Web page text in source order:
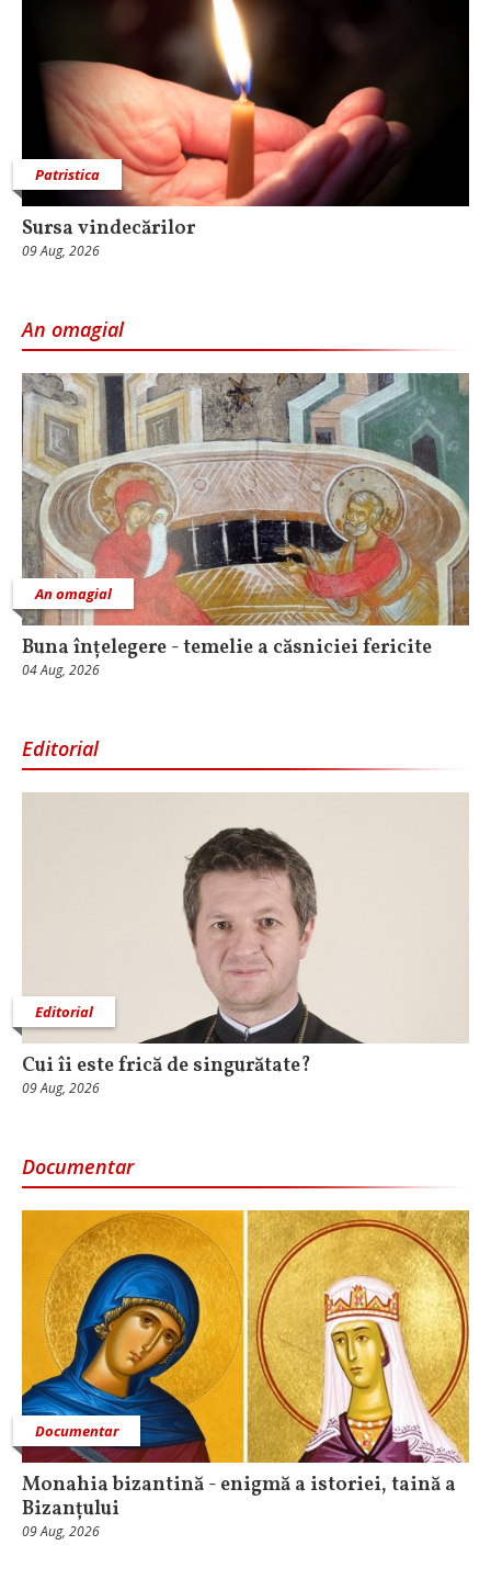
Patristica
Sursa vindecărilor
09 Aug, 2026
An omagial
An omagial
Buna înțelegere - temelie a căsniciei fericite
04 Aug, 2026
Editorial
Editorial
Cui îi este frică de singurătate?
09 Aug, 2026
Documentar
Documentar
Monahia bizantină - enigmă a istoriei, taină a
Bizanțului
09 Aug, 2026